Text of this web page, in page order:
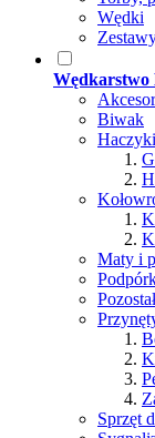
Wędki
Wędkarstwo
Biwak
Maty i
Sprzęt